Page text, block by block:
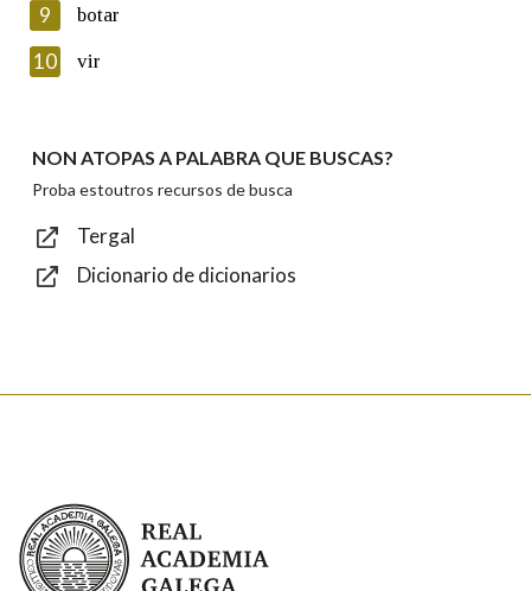
Introduce o código que aparece na imaxe:
Texto de verificación
9 botar
10 vir
NON ATOPAS A PALABRA QUE BUSCAS?
Proba estoutros recursos de busca
Tergal
Dicionario de dicionarios
Real Academia Galega